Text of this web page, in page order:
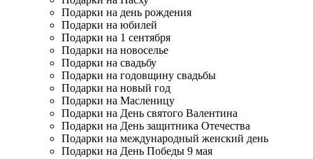
Подарки на день рождения
Подарки на юбилей
Подарки на 1 сентября
Подарки на новоселье
Подарки на свадьбу
Подарки на годовщину свадьбы
Подарки на новый год
Подарки на Масленицу
Подарки на День святого Валентина
Подарки на День защитника Отечества
Подарки на международный женский день
Подарки на День Победы 9 мая